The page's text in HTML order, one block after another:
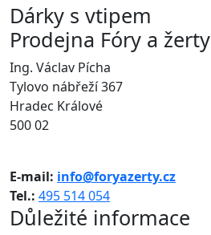
Dárky s vtipem
Prodejna Fóry a žerty
Ing. Václav Pícha
Tylovo nábřeží 367
Hradec Králové
500 02
E-mail: info@foryazerty.cz
Tel.: 495 514 054
Důležité informace